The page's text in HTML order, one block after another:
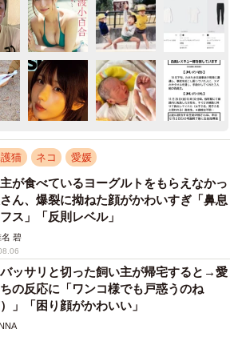
猫 ネコ 愛媛
が食べているヨーグルトをもらえなかっ
ん、爆裂に拗ねた顔がかわいすぎ「鼻息
ス」「反則レベル」
名 碧
ッサリと切った飼い主が帰宅すると→愛
の反応に「ワンコ様でも戸惑うのね
）」「困り顔がかわいい」